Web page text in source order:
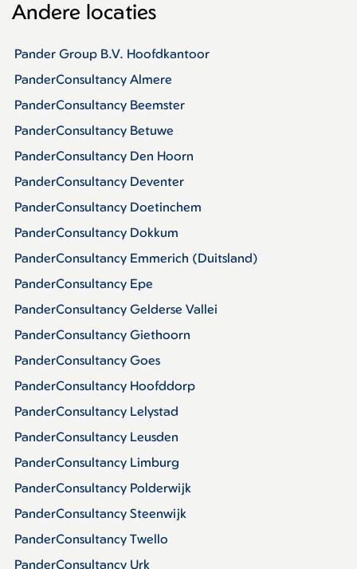
Andere locaties
Pander Group B.V. Hoofdkantoor
PanderConsultancy Almere
PanderConsultancy Beemster
PanderConsultancy Betuwe
PanderConsultancy Den Hoorn
PanderConsultancy Deventer
PanderConsultancy Doetinchem
PanderConsultancy Dokkum
PanderConsultancy Emmerich (Duitsland)
PanderConsultancy Epe
PanderConsultancy Gelderse Vallei
PanderConsultancy Giethoorn
PanderConsultancy Goes
PanderConsultancy Hoofddorp
PanderConsultancy Lelystad
PanderConsultancy Leusden
PanderConsultancy Limburg
PanderConsultancy Polderwijk
PanderConsultancy Steenwijk
PanderConsultancy Twello
PanderConsultancy Urk